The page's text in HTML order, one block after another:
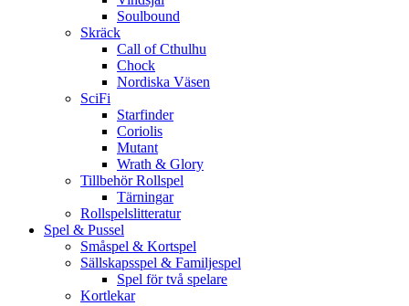
Soulbound
Skräck
Call of Cthulhu
Chock
Nordiska Väsen
SciFi
Starfinder
Coriolis
Mutant
Wrath & Glory
Tillbehör Rollspel
Tärningar
Rollspelslitteratur
Spel & Pussel
Småspel & Kortspel
Sällskapsspel & Familjespel
Spel för två spelare
Kortlekar